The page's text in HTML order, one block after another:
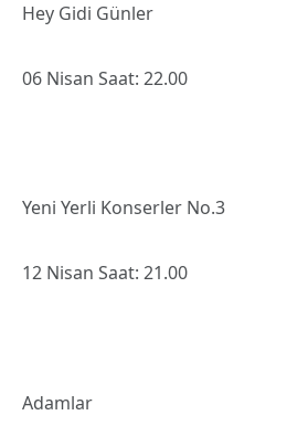
Hey Gidi Günler
06 Nisan Saat: 22.00
Yeni Yerli Konserler No.3
12 Nisan Saat: 21.00
Adamlar